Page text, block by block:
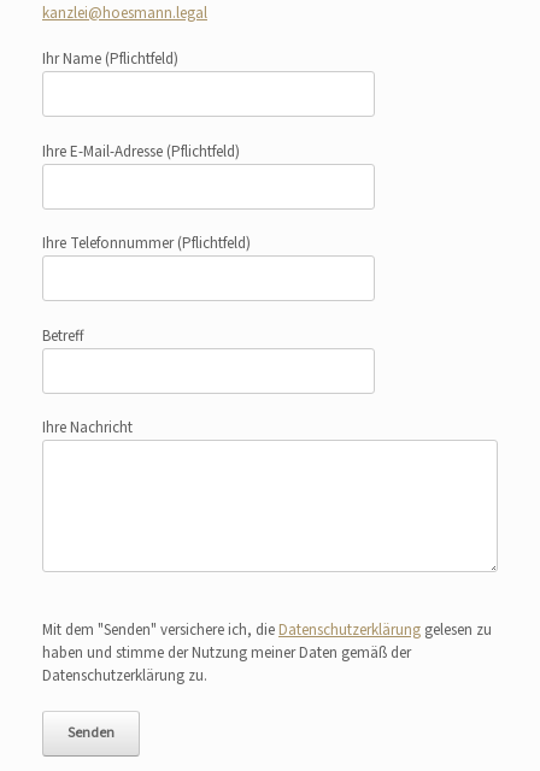
kanzlei@hoesmann.legal
Ihr Name (Pflichtfeld)
Ihre E-Mail-Adresse (Pflichtfeld)
Ihre Telefonnummer(Pflichtfeld)
Betreff
Ihre Nachricht
Mit dem "Senden" versichere ich, die Datenschutzerklärung gelesen zu
haben und stimme der Nutzung meiner Daten gemäß der
Datenschutzerklärung zu.